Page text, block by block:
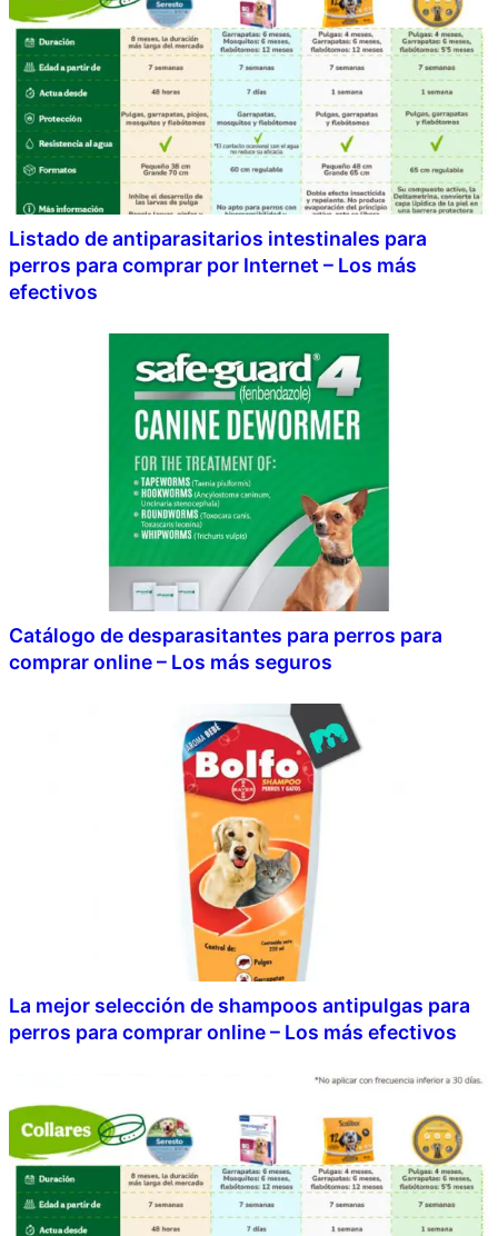
Listado de antiparasitarios intestinales para
perros para comprar por Internet – Los más
efectivos
Catálogo de desparasitantes para perros para
comprar online – Los más seguros
La mejor selección de shampoos antipulgas para
perros para comprar online – Los más efectivos